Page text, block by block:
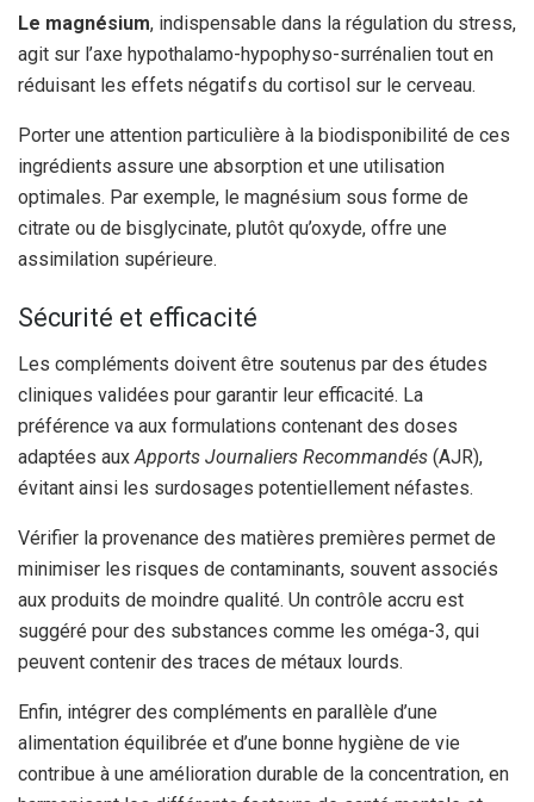
Le magnésium, indispensable dans la régulation du stress,
agit sur l’axe hypothalamo-hypophyso-surrénalien tout en
réduisant les effets négatifs du cortisol sur le cerveau.
Porter une attention particulière à la biodisponibilité de ces
ingrédients assure une absorption et une utilisation
optimales. Par exemple, le magnésium sous forme de
citrate ou de bisglycinate, plutôt qu’oxyde, offre une
assimilation supérieure.
Sécurité et efficacité
Les compléments doivent être soutenus par des études
cliniques validées pour garantir leur efficacité. La
préférence va aux formulations contenant des doses
adaptées auxApports Journaliers Recommandés (AJR),
évitant ainsi les surdosages potentiellement néfastes.
Vérifier la provenance des matières premières permet de
minimiser les risques de contaminants, souvent associés
aux produits de moindre qualité. Un contrôle accru est
suggéré pour des substances comme les oméga-3, qui
peuvent contenir des traces de métaux lourds.
Enfin, intégrer des compléments en parallèle d’une
alimentation équilibrée et d’une bonne hygiène de vie
contribue à une amélioration durable de la concentration, en